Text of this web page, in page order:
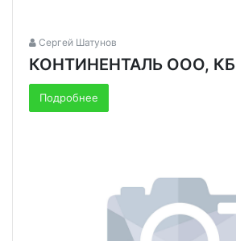
Сергей Шатунов
КОНТИНЕНТАЛЬ ООО, КБ
Подробнее